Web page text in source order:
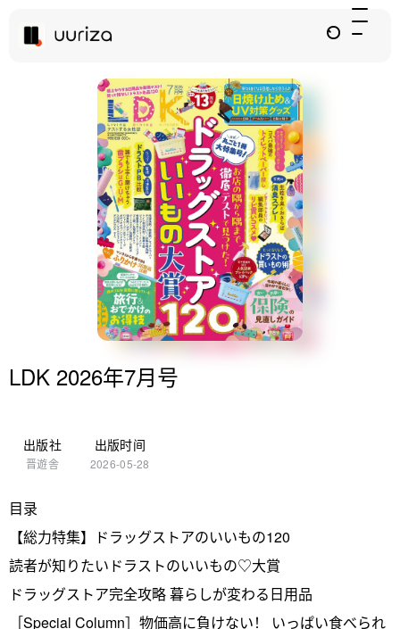
LDK 2026年7月号
出版社
晋遊舎
出版时间
2026-05-28
目录
【総力特集】ドラッグストアのいいもの120
読者が知りたいドラストのいいもの♡大賞
ドラッグストア完全攻略 暮らしが変わる日用品
［Special Column］物価高に負けない！ いっぱい食べられ